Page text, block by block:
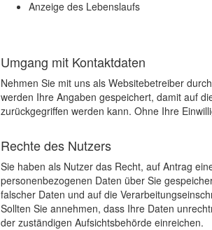
Anzeige des Lebenslaufs
Umgang mit Kontaktdaten
Nehmen Sie mit uns als Websitebetreiber
werden Ihre Angaben gespeichert, damit auf
zurückgegriffen werden kann. Ohne Ihre
Rechte des Nutzers
Sie haben als Nutzer das Recht, auf Antrag
personenbezogenen Daten über Sie
falscher Daten und auf die
Sollten Sie annehmen, dass Ihre Daten
der zuständigen Aufsichtsbehörde einreichen.